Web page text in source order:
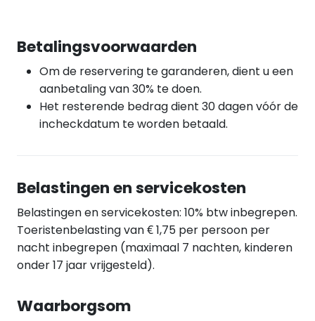
Betalingsvoorwaarden
Om de reservering te garanderen, dient u een
aanbetaling van 30% te doen.
Het resterende bedrag dient 30 dagen vóór de
incheckdatum te worden betaald.
Belastingen en servicekosten
Belastingen en servicekosten: 10% btw inbegrepen.
Toeristenbelasting van € 1,75 per persoon per
nacht inbegrepen (maximaal 7 nachten, kinderen
onder 17 jaar vrijgesteld).
Waarborgsom